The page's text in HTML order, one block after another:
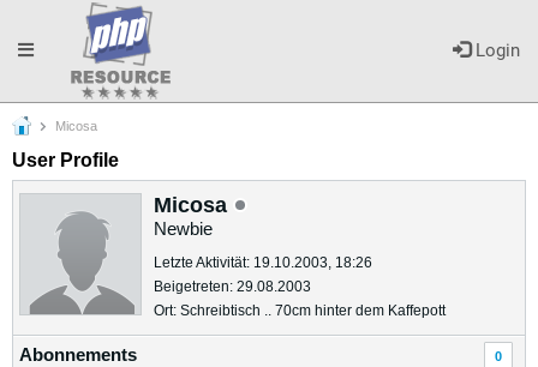
Login
Toggle
navigation
Micosa
User Profile
Micosa
Newbie
Letzte Aktivität: 19.10.2003, 18:26
Beigetreten: 29.08.2003
Ort: Schreibtisch .. 70cm hinter dem Kaffepott
Abonnements 0